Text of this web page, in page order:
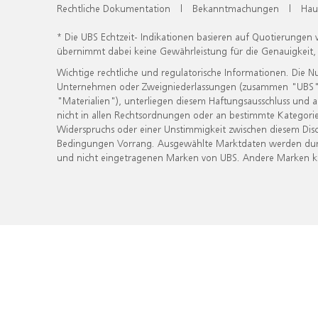
Rechtliche Dokumentation | Bekanntmachungen |
* Die UBS Echtzeit- Indikationen basieren auf
übernimmt dabei keine Gewährleistung für die
Wichtige rechtliche und regulatorische Informationen. Die
Unternehmen oder Zweigniederlassungen (zusammen
"Materialien"), unterliegen diesem Haftungsausschluss
nicht in allen Rechtsordnungen oder an bestimmte
Widerspruchs oder einer Unstimmigkeit zwischen diesem
Bedingungen Vorrang. Ausgewählte Marktdaten werden
und nicht eingetragenen Marken von UBS. Andere Marken